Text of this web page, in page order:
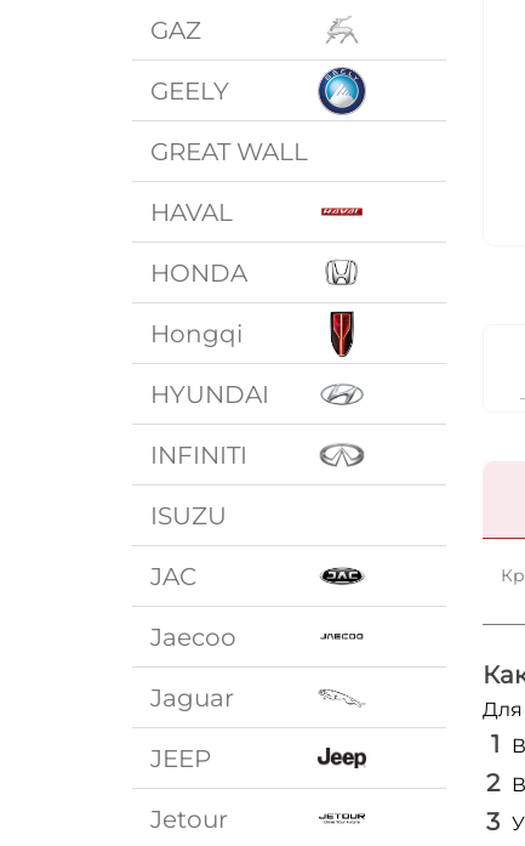
GAZ
GEELY
GREAT WALL
HAVAL
HONDA
Hongqi
HYUNDAI
INFINITI
ISUZU
JAC
Jaecoo
Jaguar
JEEP
Jetour
Для